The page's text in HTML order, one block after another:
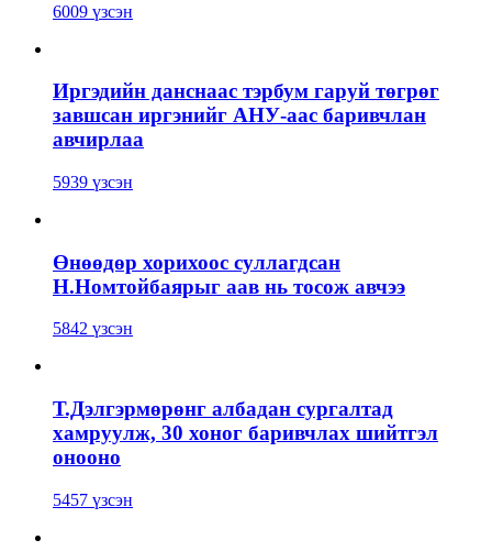
6009 үзсэн
Иргэдийн данснаас тэрбум гаруй төгрөг
завшсан иргэнийг АНУ-аас баривчлан
авчирлаа
5939 үзсэн
Өнөөдөр хорихоос суллагдсан
Н.Номтойбаярыг аав нь тосож авчээ
5842 үзсэн
Т.Дэлгэрмөрөнг албадан сургалтад
хамруулж, 30 хоног баривчлах шийтгэл
онооно
5457 үзсэн